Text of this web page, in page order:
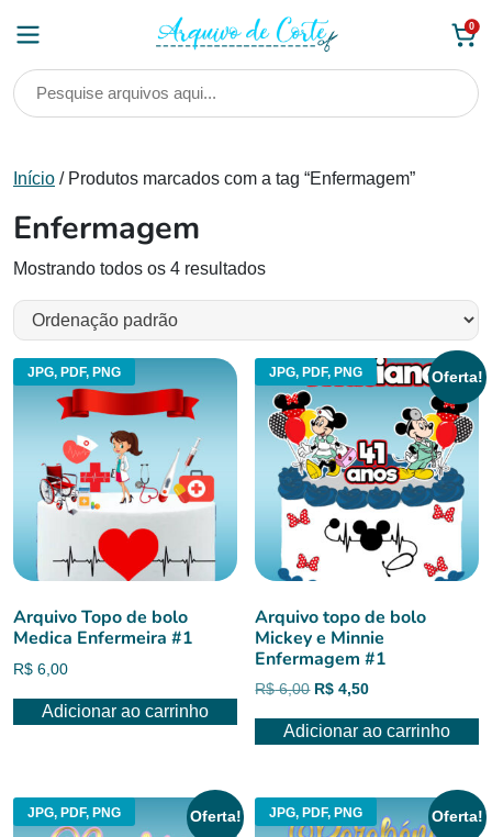
0
Início / Produtos marcados com a tag “Enfermagem”
Enfermagem
Mostrando todos os 4 resultados
JPG, PDF, PNG
Arquivo Topo de bolo
Medica Enfermeira #1
R$ 6,00
Adicionar ao carrinho
JPG, PDF, PNG Oferta!
Arquivo topo de bolo
Mickey e Minnie
Enfermagem #1
R$6,00 O
original
R$ 4,50O
atual
Adicionar ao carrinho
JPG, PDF, PNG Oferta! JPG, PDF, PNG Oferta!